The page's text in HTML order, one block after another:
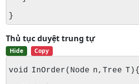
}
Thủ tục duyệt trung tự
Hide Copy
void InOrder(Node n,Tree T){